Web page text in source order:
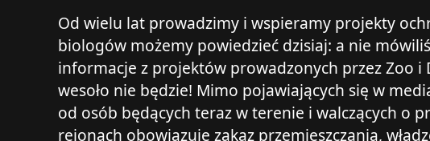
Od wielu lat prowadzimy i wspieramy projekty
biologów możemy powiedzieć dzisiaj: a nie
informacje z projektów prowadzonych przez Zoo
wesoło nie będzie! Mimo pojawiających się w
od osób będących teraz w terenie i walczących o
rejonach obowiązuje zakaz przemieszczania,